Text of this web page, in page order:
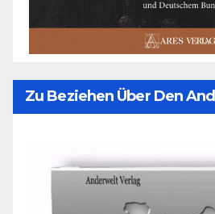
Zu Beziehen Über Den